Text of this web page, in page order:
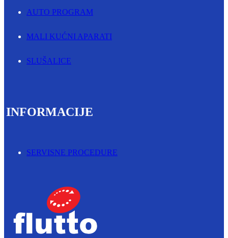
AUTO PROGRAM
MALI KUĆNI APARATI
SLUŠALICE
INFORMACIJE
SERVISNE PROCEDURE